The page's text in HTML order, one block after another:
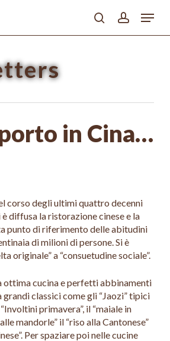
searchaccount
Menu
in Cina…
corso degli ultimi quattro decenni
diffusa la ristorazione cinese e la
punto di riferimento delle abitudini
di milioni di persone. Si è
originale” a “consuetudine sociale”.
ottima cucina e perfetti abbinamenti
classici come gli “Jaozi” tipici
primavera”, il “maiale in
mandorle” il “riso alla Cantonese”
Per spaziare poi nelle cucine
Close